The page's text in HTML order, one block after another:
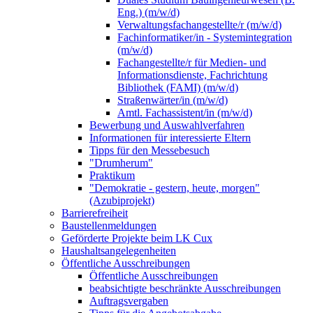
Eng.) (m/w/d)
Verwaltungsfachangestellte/r (m/w/d)
Fachinformatiker/in - Systemintegration
(m/w/d)
Fachangestellte/r für Medien- und
Informationsdienste, Fachrichtung
Bibliothek (FAMI) (m/w/d)
Straßenwärter/in (m/w/d)
Amtl. Fachassistent/in (m/w/d)
Bewerbung und Auswahlverfahren
Informationen für interessierte Eltern
Tipps für den Messebesuch
"Drumherum"
Praktikum
"Demokratie - gestern, heute, morgen"
(Azubiprojekt)
Barrierefreiheit
Baustellenmeldungen
Geförderte Projekte beim LK Cux
Haushaltsangelegenheiten
Öffentliche Ausschreibungen
Öffentliche Ausschreibungen
beabsichtigte beschränkte Ausschreibungen
Auftragsvergaben